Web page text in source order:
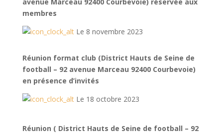
membres
Le 8 novembre 2023
Réunion format club (District Hauts de Seine de
football – 92 avenue Marceau 92400 Courbevoie)
en présence d’invités
Le 18 octobre 2023
Réunion ( District Hauts de Seine de football – 92